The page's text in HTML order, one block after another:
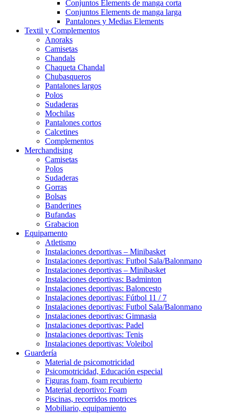
Conjuntos Elements de manga corta
Conjuntos Elements de manga larga
Pantalones y Medias Elements
Textil y Complementos
Anoraks
Camisetas
Chandals
Chaqueta Chandal
Chubasqueros
Pantalones largos
Polos
Sudaderas
Mochilas
Pantalones cortos
Calcetines
Complementos
Merchandising
Camisetas
Polos
Sudaderas
Gorras
Bolsas
Banderines
Bufandas
Grabacion
Equipamento
Atletismo
Instalaciones deportivas – Minibasket
Instalaciones deportivas: Futbol Sala/Balonmano
Instalaciones deportivas – Minibasket
Instalaciones deportivas: Badminton
Instalaciones deportivas: Baloncesto
Instalaciones deportivas: Fútbol 11 / 7
Instalaciones deportivas: Futbol Sala/Balonmano
Instalaciones deportivas: Gimnasia
Instalaciones deportivas: Padel
Instalaciones deportivas: Tenis
Instalaciones deportivas: Voleibol
Guardería
Material de psicomotricidad
Psicomotricidad, Educación especial
Figuras foam, foam recubierto
Material deportivo: Foam
Piscinas, recorridos motrices
Mobiliario, equipamiento